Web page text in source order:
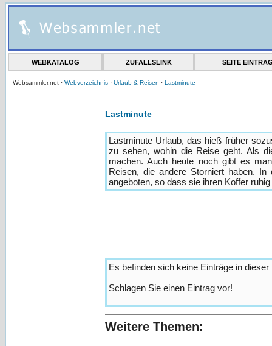
WEBKATALOG ZUFALLSLINK SEITE
Websammler.net · Webverzeichnis · Urlaub & Reisen · Lastminute
Lastminute
Lastminute Urlaub, das hieß früher
zu sehen, wohin die Reise geht. Als
machen. Auch heute noch gibt es
Reisen, die andere Storniert haben.
angeboten, so dass sie ihren Koffer
Es befinden sich keine Einträge in dieser
Schlagen Sie einen Eintrag vor!
Weitere Themen: